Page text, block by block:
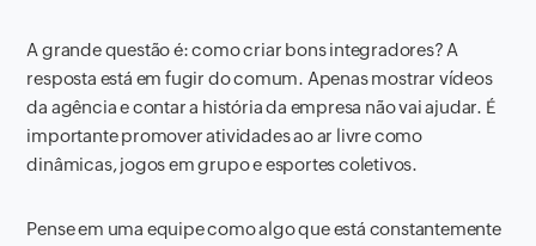
A grande questão é: como criar bons integradores? A
resposta está em fugir do comum. Apenas mostrar vídeos
da agência e contar a história da empresa não vai ajudar. É
importante promover atividades ao ar livre como
dinâmicas, jogos em grupo e esportes coletivos.
Pense em uma equipe como algo que está constantemente